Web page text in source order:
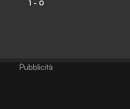
1 - 0
Pubblicità